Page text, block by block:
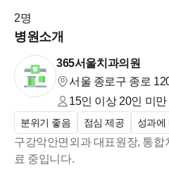
2명
병원소개
365서울치과의원
서울 종로구 종로
15인 이상 20인 미만
분위기 좋음 점심 제공 성과에
구강악안면외과 대표원장, 통합
료 중입니다.